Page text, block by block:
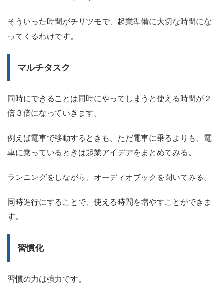
そういった時間がチリツモで、起業準備に大切な時間にな
ってくるわけです。
マルチタスク
同時にできることは同時にやってしまうと使える時間が２
倍３倍になっていきます。
例えば電車で移動するときも、ただ電車に乗るよりも、電
車に乗っているときは起業アイデアをまとめてみる。
ランニングをしながら、オーディオブックを聞いてみる。
同時進行にすることで、使える時間を増やすことができま
す。
習慣化
習慣の力は強力です。